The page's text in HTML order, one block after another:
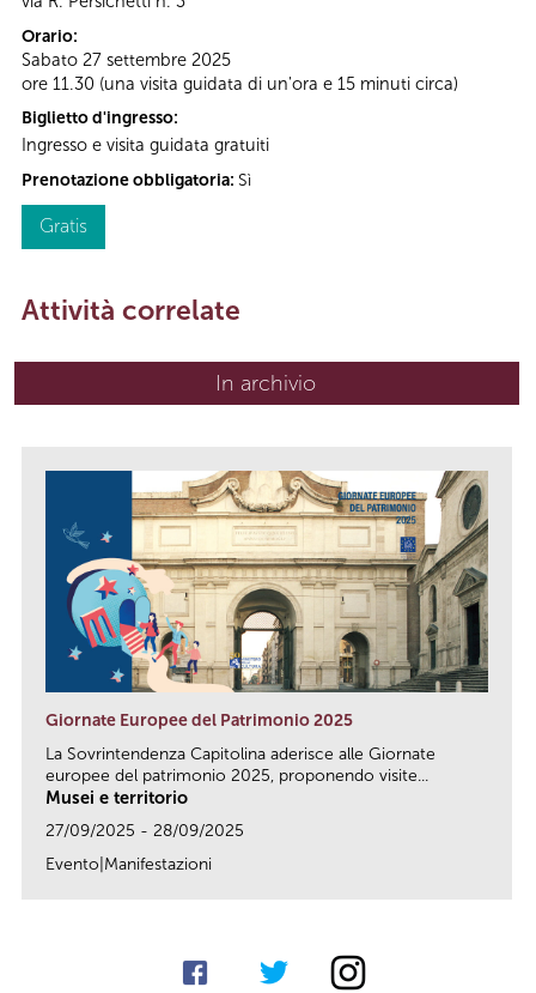
Orario:
Sabato 27 settembre 2025
ore 11.30 (una visita guidata di un'ora e 15 minuti circa)
Biglietto d'ingresso:
Ingresso e visita guidata gratuiti
Prenotazione obbligatoria: Sì
Gratis
Attività correlate
In archivio
Giornate Europee del Patrimonio 2025
La Sovrintendenza Capitolina aderisce alle Giornate
europee del patrimonio 2025, proponendo visite...
Musei e territorio
27/09/2025 - 28/09/2025
Evento|Manifestazioni